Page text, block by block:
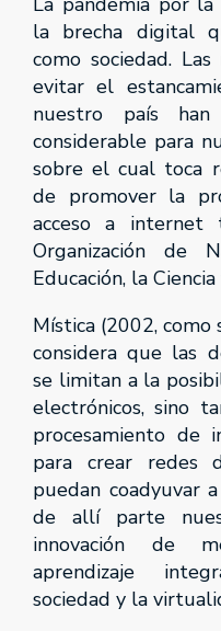
la brecha digital
como sociedad.
evitar el
nuestro país
considerable para
sobre el cual toca
de promover la
acceso a
Organización de
Educación, la
Mística (2002,
considera que las
se limitan a la
electrónicos, sino
procesamiento de
para crear redes
puedan coadyuvar
de allí parte
innovación de
aprendizaje
sociedad y la